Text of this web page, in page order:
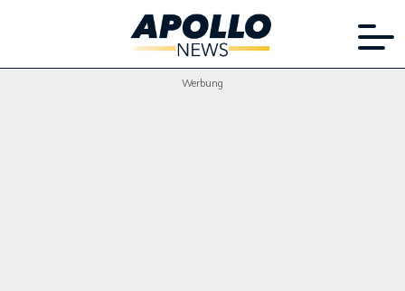
Werbung